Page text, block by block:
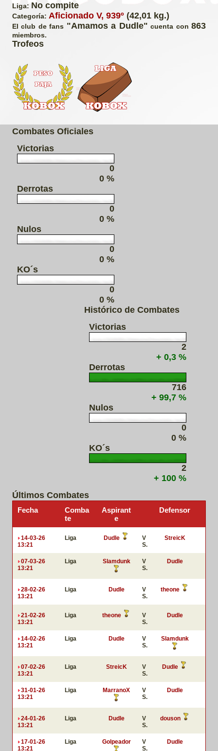
Liga: No compite
Categoría: Aficionado V, 939º (42,01 kg.)
El club de fans "Amamos a Dudle" cuenta con863
miembros.
Trofeos
Combates Oficiales
Victorias
0
0 %
Derrotas
0
0 %
Nulos
0
0 %
KO´s
0
0 %
Histórico de Combates
Victorias
2
+ 0,3 %
Derrotas
716
+ 99,7 %
Nulos
0
0 %
KO´s
2
+ 100 %
Últimos Combates
Fecha
Comba
te
Aspirant
e
Defensor
14-03-26
13:21
Liga Dudle
V
S.
StreicK
07-03-26
13:21
Liga Slamdunk
V
S.
Dudle
28-02-26
13:21
Liga Dudle
V
S.
theone
21-02-26
13:21
Liga theone
V
S.
Dudle
14-02-26
13:21
Liga Dudle
V
S.
Slamdunk
07-02-26
13:21
Liga StreicK
V
S.
Dudle
31-01-26
13:21
Liga MarranoX
V
S.
Dudle
24-01-26
13:21
Liga Dudle
V
S.
douson
17-01-26
13:21
Liga Golpeador
V
S.
Dudle